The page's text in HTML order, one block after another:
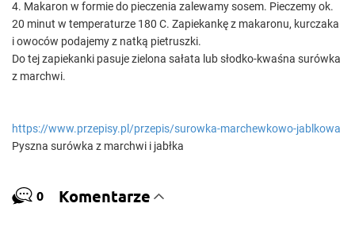
4. Makaron w formie do pieczenia zalewamy sosem. Pieczemy ok.
20 minut w temperaturze 180 C. Zapiekankę z makaronu, kurczaka
i owoców podajemy z natką pietruszki.
Do tej zapiekanki pasuje zielona sałata lub słodko-kwaśna surówka
z marchwi.
https://www.przepisy.pl/przepis/surowka-marchewkowo-jablkowa
Pyszna surówka z marchwi i jabłka
0 Komentarze